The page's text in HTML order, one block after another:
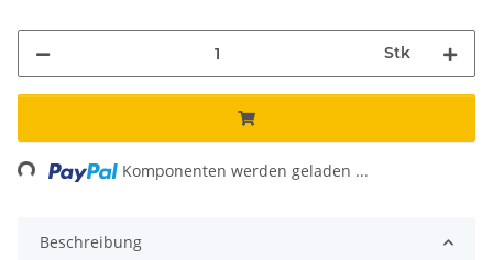
Stk
Komponenten werden geladen ...
Beschreibung